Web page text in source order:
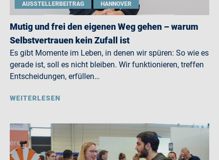
AUSSTELLERBEITRAG HANNOVER
Mutig und frei den eigenen Weg gehen – warum
Selbstvertrauen kein Zufall ist
Es gibt Momente im Leben, in denen wir spüren: So wie es
gerade ist, soll es nicht bleiben. Wir funktionieren, treffen
Entscheidungen, erfüllen…
WEITERLESEN